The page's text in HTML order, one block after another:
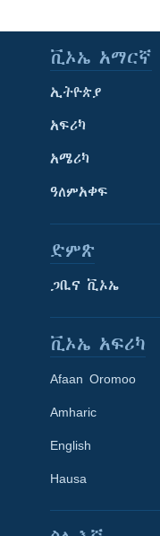
Learning English
ቪኦኤ አማርኛ
ኢትዮጵያ
አፍሪካ
አሜሪካ
ዓለምአቀፍ
ድምጽ
ጋቢና ቪኦኤ
ቪኦኤ አፍሪካ
Afaan Oromoo
Amharic
English
Hausa